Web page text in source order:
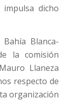
dicho
Blanca-
la comisión
Llaneza
respecto de
organización